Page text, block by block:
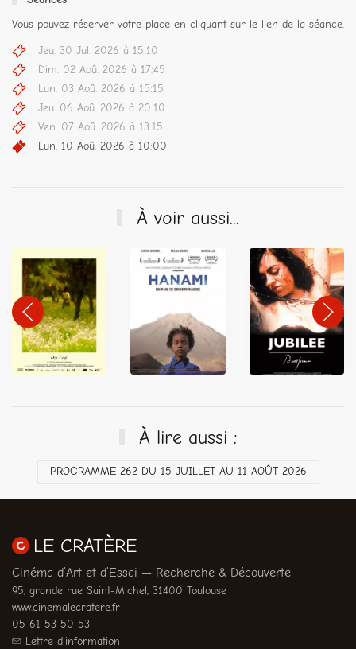
Vous pouvez réserver votre place en cliquant sur le lien de la séance.
Jeu. 30 Jul. 2026 à 15:10
Dim. 02 Aoû. 2026 à 17:45
Lun. 03 Aoû. 2026 à 15:15
Jeu. 06 Aoû. 2026 à 20:10
Ven. 07 Aoû. 2026 à 13:15
Lun. 10 Aoû. 2026 à 10:00
À voir aussi...
À lire aussi :
PROGRAMME 262 DU 15 JUILLET AU 11 AOÛT 2026
LE CRATÈRE
Cinéma d’Art et d’Essai — Recherche & Découverte
95, grande rue Saint-Michel, 31400 Toulouse
www.cinemalecratere.fr
05 61 53 50 53
Lettre d'information